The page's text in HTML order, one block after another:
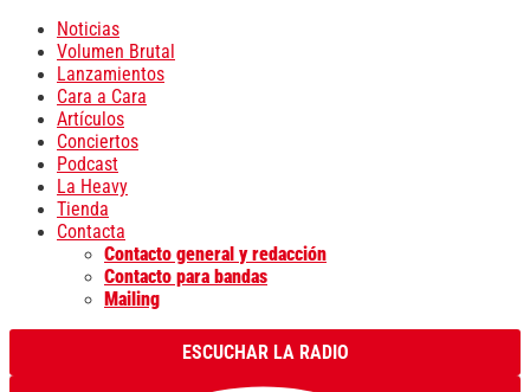
Noticias
Volumen Brutal
Lanzamientos
Cara a Cara
Artículos
Conciertos
Podcast
La Heavy
Tienda
Contacta
Contacto general y redacción
Contacto para bandas
Mailing
ESCUCHAR LA RADIO